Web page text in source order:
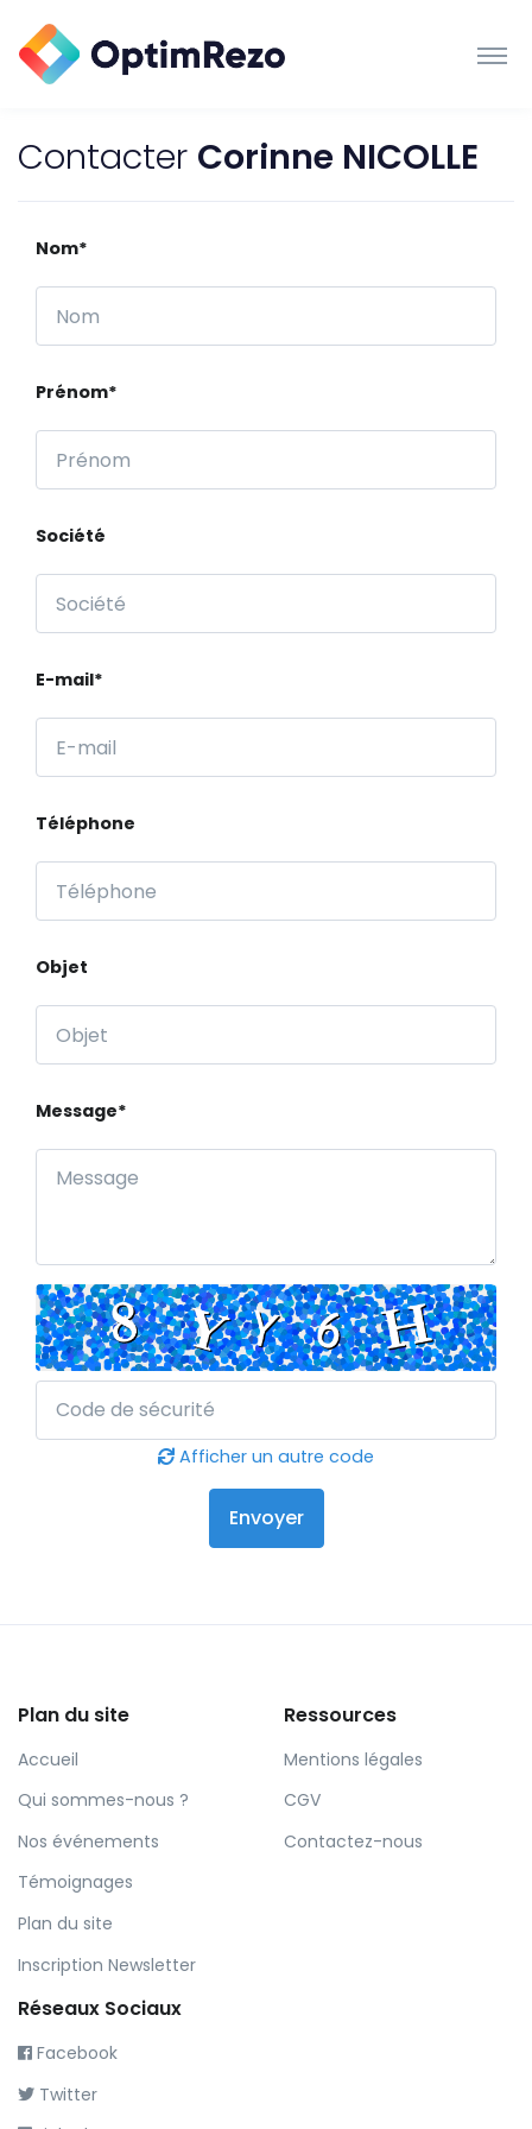
Contacter Corinne NICOLLE
Nom*
Prénom*
Société
E-mail*
Téléphone
Objet
Message*
Afficher un autre code
Plan du site
Accueil
Qui sommes-nous ?
Nos événements
Témoignages
Plan du site
Inscription Newsletter
Ressources
Mentions légales
CGV
Contactez-nous
Réseaux Sociaux
Facebook
Twitter